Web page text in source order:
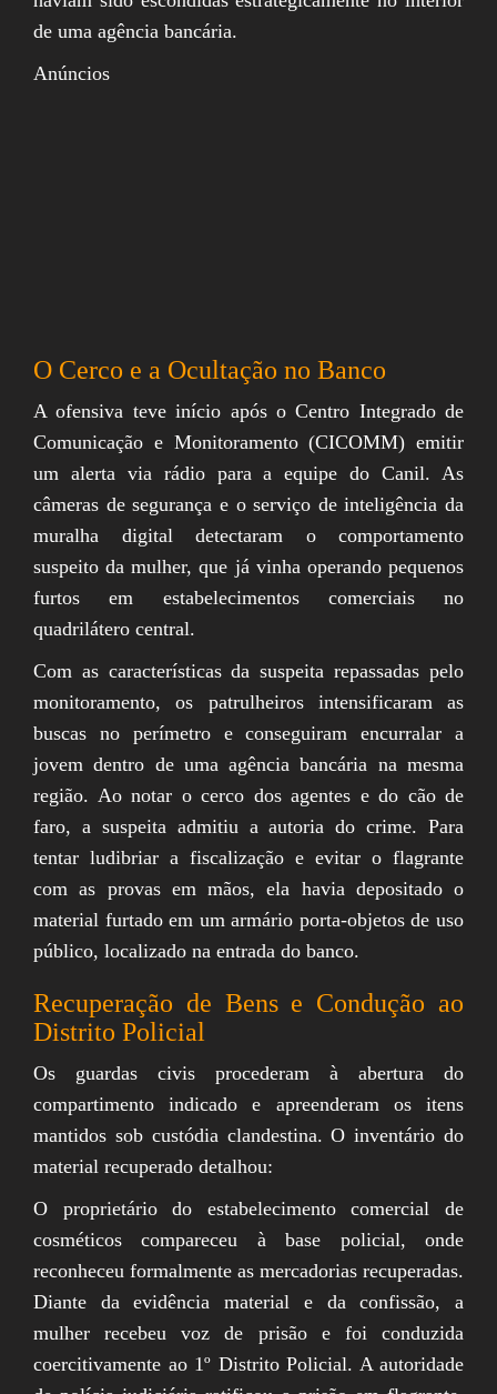
de uma agência bancária.
Anúncios
O Cerco e a Ocultação no Banco
A ofensiva teve início após o Centro Integrado de
Comunicação e Monitoramento (CICOMM) emitir
um alerta via rádio para a equipe do Canil. As
câmeras de segurança e o serviço de inteligência da
muralha digital detectaram o comportamento
suspeito da mulher, que já vinha operando pequenos
furtos em estabelecimentos comerciais no
quadrilátero central.
Com as características da suspeita repassadas pelo
monitoramento, os patrulheiros intensificaram as
buscas no perímetro e conseguiram encurralar a
jovem dentro de uma agência bancária na mesma
região. Ao notar o cerco dos agentes e do cão de
faro, a suspeita admitiu a autoria do crime. Para
tentar ludibriar a fiscalização e evitar o flagrante
com as provas em mãos, ela havia depositado o
material furtado em um armário porta-objetos de uso
público, localizado na entrada do banco.
Recuperação de Bens e Condução ao
Distrito Policial
Os guardas civis procederam à abertura do
compartimento indicado e apreenderam os itens
mantidos sob custódia clandestina. O inventário do
material recuperado detalhou:
O proprietário do estabelecimento comercial de
cosméticos compareceu à base policial, onde
reconheceu formalmente as mercadorias recuperadas.
Diante da evidência material e da confissão, a
mulher recebeu voz de prisão e foi conduzida
coercitivamente ao 1º Distrito Policial. A autoridade